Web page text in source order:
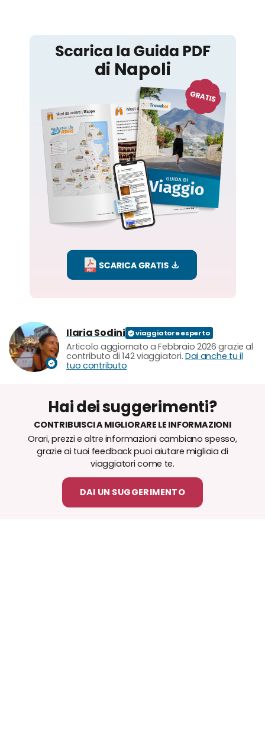
Napoli
Ilaria Sodini
Articolo aggiornato a Febbraio 2026 grazie al
contributo di 142 viaggiatori. Dai anche tu il
tuo contributo
Hai dei suggerimenti?
CONTRIBUISCI A MIGLIORARE LE INFORMAZIONI
Orari, prezzi e altre informazioni cambiano spesso,
grazie ai tuoi feedback puoi aiutare migliaia di
viaggiatori come te.
DAI UN SUGGERIMENTO